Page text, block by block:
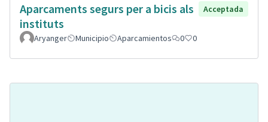
Aparcaments segurs per a bicis als
instituts
Acceptada
Aryanger Municipio Aparcamientos 0 0